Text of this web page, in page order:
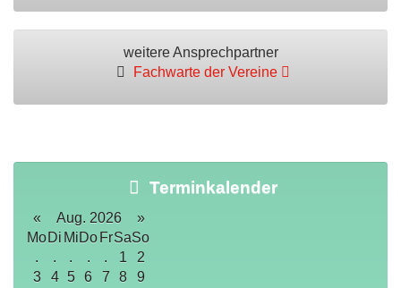
weitere Ansprechpartner
Fachwarte der Vereine
Terminkalender
« Aug. 2026
»
MoDi MiDo FrSaSo
.
. . . . 1
2
3
4 5 6 7 8
9